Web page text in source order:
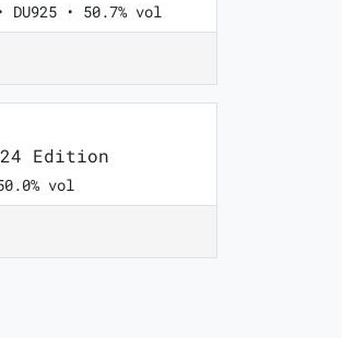
• 50.7% vol
Edition
vol